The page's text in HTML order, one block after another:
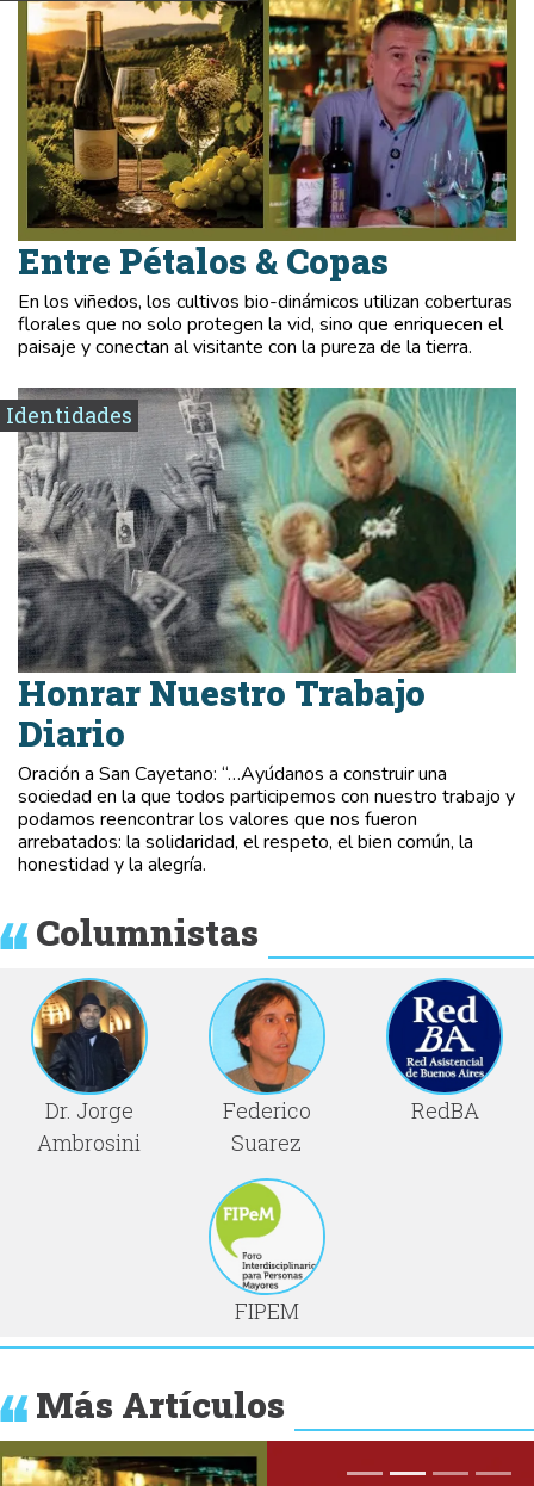
Entre Pétalos & Copas
En los viñedos, los cultivos bio-dinámicos utilizan coberturas
florales que no solo protegen la vid, sino que enriquecen el
paisaje y conectan al visitante con la pureza de la tierra.
Identidades
Honrar Nuestro Trabajo
Diario
Oración a San Cayetano: “…Ayúdanos a construir una
sociedad en la que todos participemos con nuestro trabajo y
podamos reencontrar los valores que nos fueron
arrebatados: la solidaridad, el respeto, el bien común, la
honestidad y la alegría.
Columnistas
Dr. Jorge
Ambrosini
Federico
Suarez
RedBA
FIPEM
Más Artículos